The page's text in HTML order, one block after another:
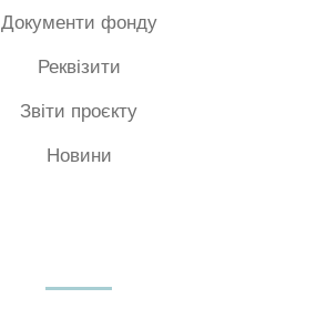
Документи фонду
Реквізити
Звіти проєкту
Новини